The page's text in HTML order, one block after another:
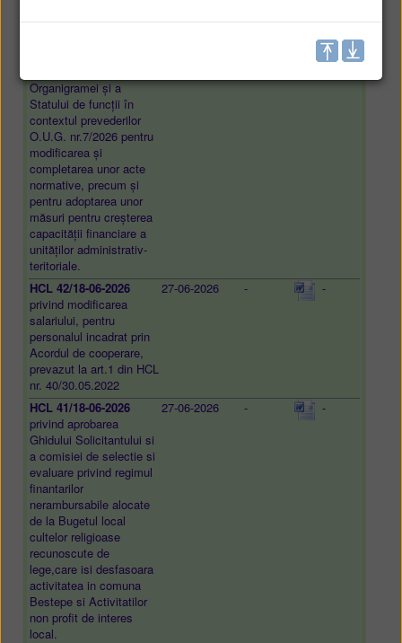
aparatului de specialitate
Organigramei și a
Statului de funcții în
contextul prevederilor
O.U.G. nr.7/2026 pentru
modificarea și
completarea unor acte
normative, precum și
pentru adoptarea unor
măsuri pentru creșterea
capacității financiare a
unităților administrativ-
teritoriale.
HCL 42/18-06-2026
privind modificarea
salariului, pentru
personalul incadrat prin
Acordul de cooperare,
prevazut la art.1 din HCL
nr. 40/30.05.2022
27-06-2026 - -
HCL 41/18-06-2026
privind aprobarea
Ghidului Solicitantului si
a comisiei de selectie si
evaluare privind regimul
finantarilor
nerambursabile alocate
de la Bugetul local
cultelor religioase
recunoscute de
lege,care isi desfasoara
activitatea in comuna
Bestepe si Activitatilor
non profit de interes
local.
27-06-2026 - -